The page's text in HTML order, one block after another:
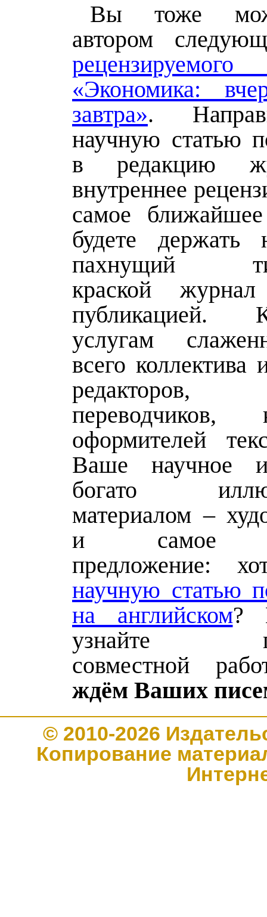
Вы тоже
автором
«Экономика:
завтра».
научную статью
в редакцию
внутреннее
самое
будете
пахнущий
краской
услугам
всего коллектива
переводчиков,
оформителей
Ваше научное
богато
материалом –
и самое
предложение:
научную статью
на английском?
узнайте
совместной
ждём Ваших
© 2010-2026
Копирование